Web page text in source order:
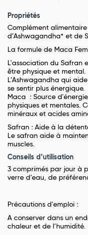
Propriétés
Complément
d’Ashwagandha* et de
La formule de Maca
L'association du Safran
être physique et mental.
L’Ashwagandha qui
se sentir plus énergique.
Maca : Source
physiques et mentales.
minéraux et acides
Safran : Aide à la
Le safran aide à
muscles.
Conseils d’utilisation
3 comprimés par jour à
verre d’eau, de
Précautions d'emploi :
A conserver dans un
chaleur et de l’humidité.